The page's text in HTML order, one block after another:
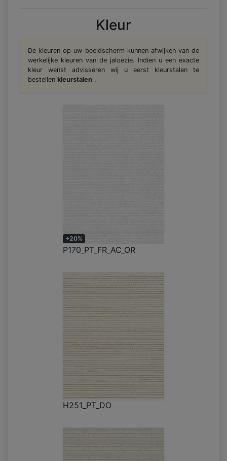
Kleur
De kleuren op uw beeldscherm kunnen afwijken van de
werkelijke kleuren van de jaloezie. Indien u een exacte
kleur wenst advisseren wij u eerst kleurstalen te
bestellen kleurstalen .
+20%
P170_PT_FR_AC_OR
H251_PT_DO